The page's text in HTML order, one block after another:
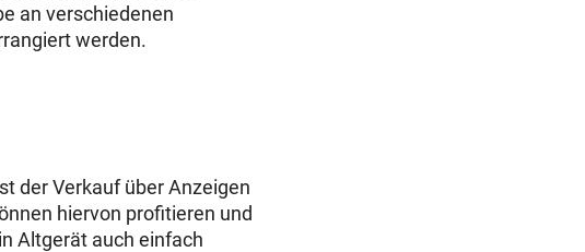
an verschiedenen
werden.
der Verkauf über Anzeigen
hiervon profitieren und
Altgerät auch einfach